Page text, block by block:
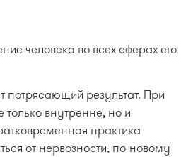
человека во всех сферах его
потрясающий результат. При
только внутренне, но и
практика
от нервозности, по-новому